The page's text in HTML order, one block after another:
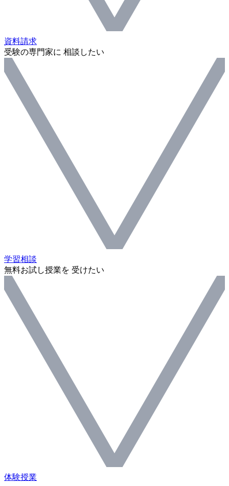
資料請求
受験の専門家に 相談したい
学習相談
無料お試し授業を 受けたい
体験授業